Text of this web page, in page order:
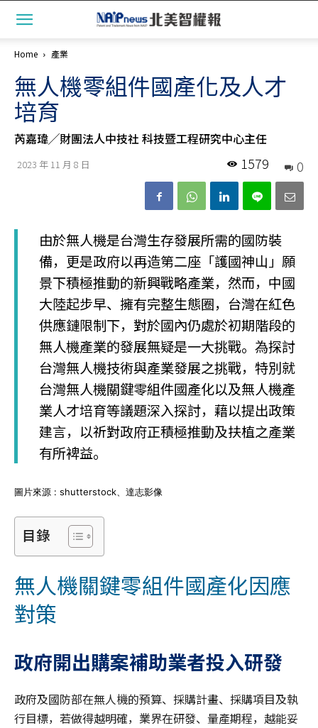
Home 產業
無人機零組件國產化及人才
培育
芮嘉瑋╱財團法人中技社 科技暨工程研究中心主任
2023 年 11 月 8 日 0
1579
由於無人機是台灣生存發展所需的國防裝
備，更是政府以再造第二座「護國神山」願
景下積極推動的新興戰略產業，然而，中國
大陸起步早、擁有完整生態圈，台灣在紅色
供應鏈限制下，對於國內仍處於初期階段的
無人機產業的發展無疑是一大挑戰。為探討
台灣無人機技術與產業發展之挑戰，特別就
台灣無人機關鍵零組件國產化以及無人機產
業人才培育等議題深入探討，藉以提出政策
建言，以祈對政府正積極推動及扶植之產業
有所裨益。
圖片來源 : shutterstock、達志影像
目錄
無人機關鍵零組件國產化因應
對策
政府開出購案補助業者投入研發
政府及國防部在無人機的預算、採購計畫、採購項目及執
行目標，若做得越明確，業界在研發、量產期程，越能妥